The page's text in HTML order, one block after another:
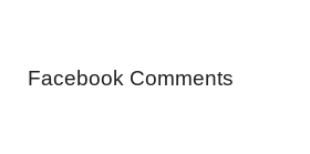
Facebook Comments